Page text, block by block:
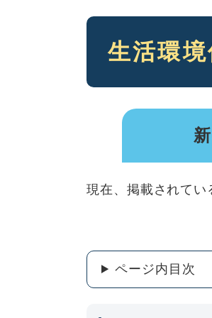
本
生活環
現在、掲載されて
ページ内目次